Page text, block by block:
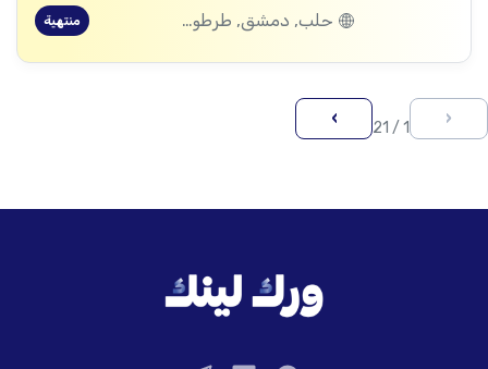
حلب, دمشق, طرطوس, ريف دمشق, ديرالزور, درعا, إدلب, القنيطرة, اللاذقية, الرقة, حمص, الحسكة, حماة منتهية
‹
1 / 21
›